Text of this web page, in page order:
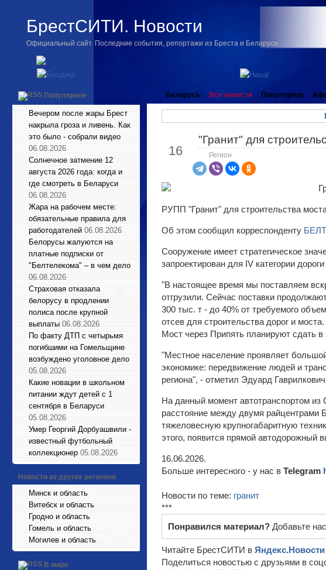
БрестСИТИ. Новости
Официальный сайт. Последние события, репортажи из Бреста и Беларуси
Популярное
Вечером после жары Брест
накрыла гроза и ливень. Как
это было - собрали видео
06.08.2026
Солнечное затмение 12
августа 2026 года: когда и
где смотреть в Беларуси
06.08.2026
Жара на рабочем месте:
обязательные правила для
работодателей 06.08.2026
Белорусы жалуются на
платные подписки от
"Белтелекома" – в чем дело
06.08.2026
Страховая отказала
белорусу в продлении
полиса после крупной
выплаты 06.08.2026
По факту ДТП с четырьмя
погибшими на Гомельщине
возбуждено уголовное дело
05.08.2026
Какие новации в школьном
питании ждут детей с 1
сентября в Беларуси
05.08.2026
Умер Георгий Дорбуашвили -
известный футбольный
коллекционер 05.08.2026
Новости из других регионов
Минск и область
Витебск и область
Гродно и область
Гомель и область
Могилев и область
В мире
Беларусь Все новости Популярное
16
"Гранит" для
Регион
РУПП "Гранит" для строительства
Об этом сообщил корреспонденту
Сооружение имеет стратегическое
запроектирован для IV категории
"В настоящее время мы поставляем
отгрузили. Сейчас поставки
300 тыс. т - до 40% от требуемого
отсев для строительства дорог и моста.
Мост через Припять планируют сдать
"Местное население проявляет
экономике: передвижение людей и
региона", - отметил Эдуард
На данный момент автотранспортом
расстояние между двумя райцентрами
тяжеловесную крупногабаритную
этого, появится прямой автодорожный
16.06.2026.
Больше интересного - у нас в Telegram
Новости по теме: гранит
***
Понравился материал? Добавьте
Читайте БрестСИТИ в Яндекс.Новости
Поделиться новостью с друзьями в